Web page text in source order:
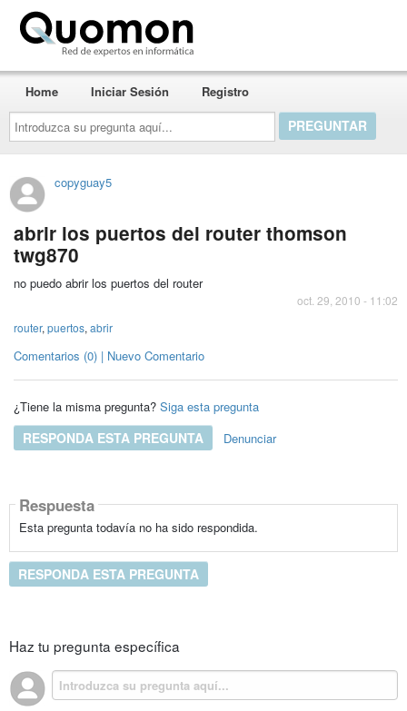
Introduzca
su
pregunta
aquí...
Home Iniciar Sesión Registro
copyguay5
abrir los puertos del router thomson
twg870
no puedo abrir los puertos del router
oct. 29, 2010 - 11:02
router, puertos, abrir
Comentarios (0) | Nuevo Comentario
¿Tiene la misma pregunta? Siga esta pregunta
RESPONDA ESTA PREGUNTA Denunciar
Respuesta
Esta pregunta todavía no ha sido respondida.
RESPONDA ESTA PREGUNTA
Haz tu pregunta específica